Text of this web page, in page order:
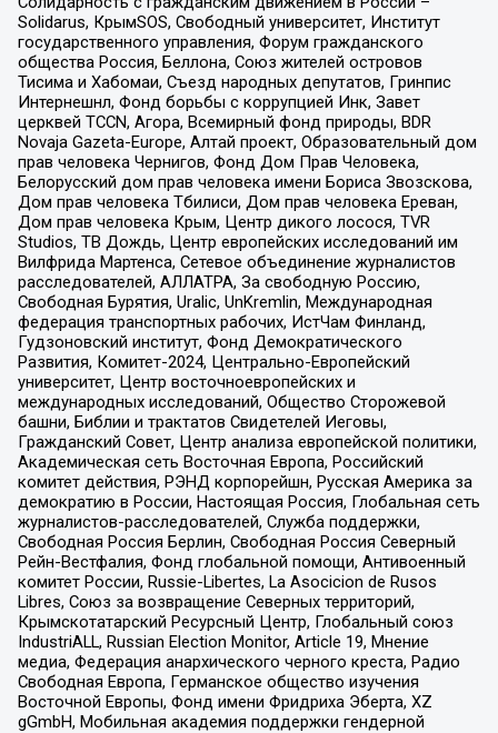
Solidarus, КрымSOS, Свободный университет, Институт
государственного управления, Форум гражданского
общества Россия, Беллона, Союз жителей островов
Тисима и Хабомаи, Съезд народных депутатов, Гринпис
Интернешнл, Фонд борьбы с коррупцией Инк, Завет
церквей TCCN, Агора, Всемирный фонд природы, BDR
Novaja Gazeta-Europe, Алтай проект, Образовательный дом
прав человека Чернигов, Фонд Дом Прав Человека,
Белорусский дом прав человека имени Бориса Звозскова,
Дом прав человека Тбилиси, Дом прав человека Ереван,
Дом прав человека Крым, Центр дикого лосося, TVR
Studios, ТВ Дождь, Центр европейских исследований им
Вилфрида Мартенса, Сетевое объединение журналистов
расследователей, АЛЛАТРА, За свободную Россию,
Свободная Бурятия, Uralic, UnKremlin, Международная
федерация транспортных рабочих, ИстЧам Финланд,
Гудзоновский институт, Фонд Демократического
Развития, Комитет-2024, Центрально-Европейский
университет, Центр восточноевропейских и
международных исследований, Общество Сторожевой
башни, Библии и трактатов Свидетелей Иеговы,
Гражданский Совет, Центр анализа европейской политики,
Академическая сеть Восточная Европа, Российский
комитет действия, РЭНД корпорейшн, Русская Америка за
демократию в России, Настоящая Россия, Глобальная сеть
журналистов-расследователей, Служба поддержки,
Свободная Россия Берлин, Свободная Россия Северный
Рейн-Вестфалия, Фонд глобальной помощи, Антивоенный
комитет России, Russie-Libertes, La Asocicion de Rusos
Libres, Союз за возвращение Северных территорий,
Крымскотатарский Ресурсный Центр, Глобальный союз
IndustriALL, Russian Election Monitor, Article 19, Мнение
медиа, Федерация анархического черного креста, Радио
Свободная Европа, Германское общество изучения
Восточной Европы, Фонд имени Фридриха Эберта, XZ
gGmbH, Мобильная академия поддержки гендерной